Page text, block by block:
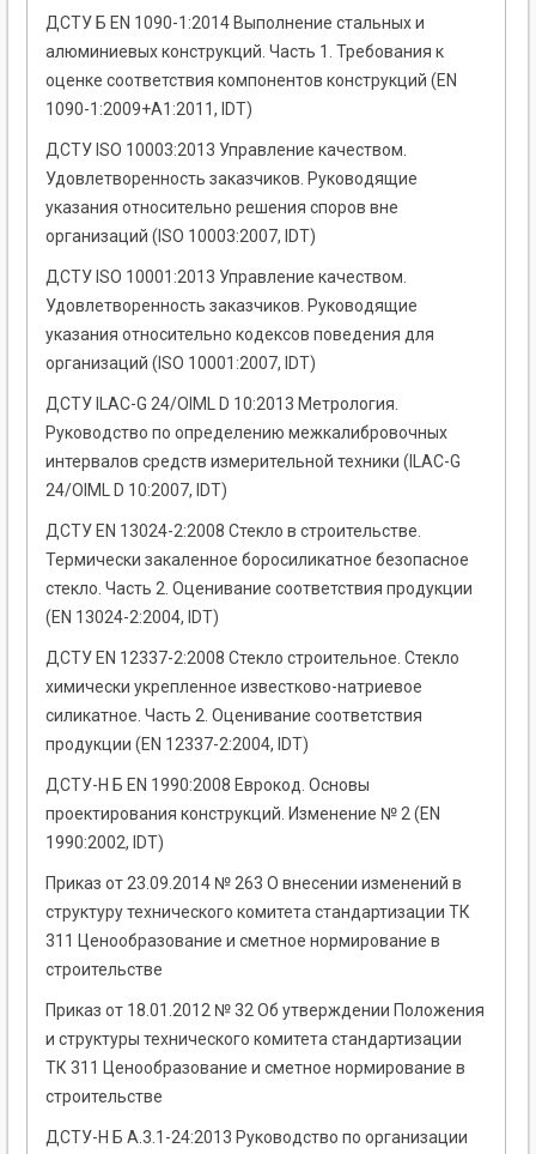
ДСТУ Б EN 1090-1:2014 Выполнение стальных и
алюминиевых конструкций. Часть 1. Требования к
оценке соответствия компонентов конструкций (EN
1090-1:2009+A1:2011, IDT)
ДСТУ ISO 10003:2013 Управление качеством.
Удовлетворенность заказчиков. Руководящие
указания относительно решения споров вне
организаций (ISO 10003:2007, IDT)
ДСТУ ISO 10001:2013 Управление качеством.
Удовлетворенность заказчиков. Руководящие
указания относительно кодексов поведения для
организаций (ISO 10001:2007, IDT)
ДСТУ ILAC-G 24/OIML D 10:2013 Метрология.
Руководство по определению межкалибровочных
интервалов средств измерительной техники (ILAC-G
24/OIML D 10:2007, IDT)
ДСТУ EN 13024-2:2008 Стекло в строительстве.
Термически закаленное боросиликатное безопасное
стекло. Часть 2. Оценивание соответствия продукции
(EN 13024-2:2004, IDT)
ДСТУ EN 12337-2:2008 Стекло строительное. Стекло
химически укрепленное известково-натриевое
силикатное. Часть 2. Оценивание соответствия
продукции (EN 12337-2:2004, IDT)
ДСТУ-Н Б EN 1990:2008 Еврокод. Основы
проектирования конструкций. Изменение № 2 (EN
1990:2002, IDT)
Приказ от 23.09.2014 № 263 О внесении изменений в
структуру технического комитета стандартизации ТК
311 Ценообразование и сметное нормирование в
строительстве
Приказ от 18.01.2012 № 32 Об утверждении Положения
и структуры технического комитета стандартизации
ТК 311 Ценообразование и сметное нормирование в
строительстве
ДСТУ-Н Б А.3.1-24:2013 Руководство по организации